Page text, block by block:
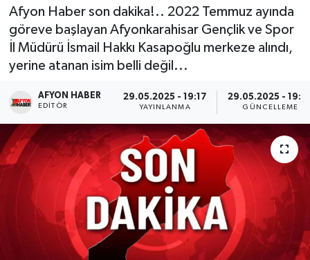
Afyon Haber son dakika!.. 2022 Temmuz ayında
göreve başlayan Afyonkarahisar Gençlik ve Spor
İl Müdürü İsmail Hakkı Kasapoğlu merkeze alındı,
yerine atanan isim belli değil...
AFYON HABER
EDITÖR
29.05.2025 - 19:17
YAYINLANMA
29.05.2025 -
GÜNCELLEME
Ekonomi
Magazin
Etkinlikler